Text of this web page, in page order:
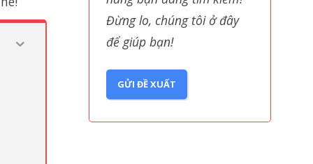
Đừng lo, chúng tôi ở đây
để giúp bạn!
GỬI ĐỀ XUẤT